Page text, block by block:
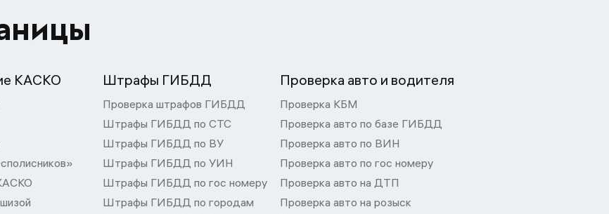
КАСКО Штрафы ГИБДД
Проверка штрафов ГИБДД
Штрафы ГИБДД по СТС
Штрафы ГИБДД по ВУ
Штрафы ГИБДД по УИН
Штрафы ГИБДД по гос номеру
Штрафы ГИБДД по городам
Проверка авто и водителя
Проверка КБМ
Проверка авто по базе ГИБДД
Проверка авто по ВИН
Проверка авто по гос номеру
Проверка авто на ДТП
Проверка авто на розыск